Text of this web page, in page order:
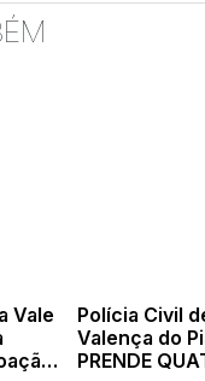
Vale
Polícia Civil
Valença do
PRENDE